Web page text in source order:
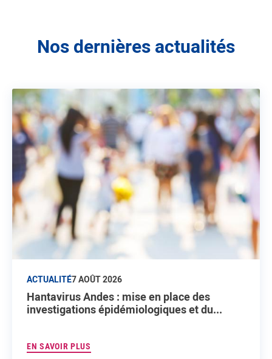
Nos dernières actualités
ACTUALITÉ7 AOÛT 2026
Hantavirus Andes : mise en place des
investigations épidémiologiques et du...
EN SAVOIR PLUS